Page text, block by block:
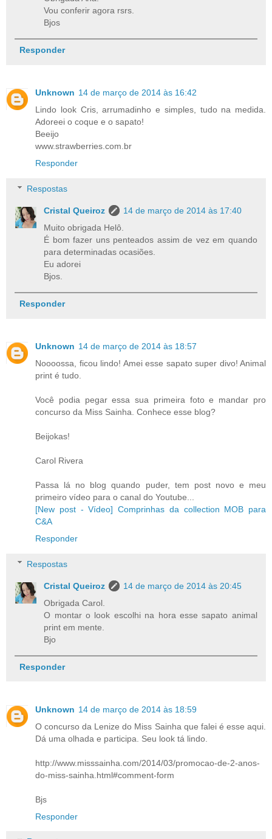
Vou conferir agora rsrs.
Bjos
Responder
Unknown 14 de março de 2014 às 16:42
Lindo look Cris, arrumadinho e simples, tudo na medida.
Adoreei o coque e o sapato!
Beeijo
www.strawberries.com.br
Responder
Respostas
Cristal Queiroz
14 de março de 2014 às 17:40
Muito obrigada Helô.
É bom fazer uns penteados assim de vez em quando
para determinadas ocasiões.
Eu adorei
Bjos.
Responder
Unknown 14 de março de 2014 às 18:57
Noooossa, ficou lindo! Amei esse sapato super divo! Animal
print é tudo.
Você podia pegar essa sua primeira foto e mandar pro
concurso da Miss Sainha. Conhece esse blog?
Beijokas!
Carol Rivera
Passa lá no blog quando puder, tem post novo e meu
primeiro vídeo para o canal do Youtube...
[New post - Vídeo] Comprinhas da collection MOB para
C&A
Responder
Respostas
Cristal Queiroz
14 de março de 2014 às 20:45
Obrigada Carol.
O montar o look escolhi na hora esse sapato animal
print em mente.
Bjo
Responder
Unknown 14 de março de 2014 às 18:59
O concurso da Lenize do Miss Sainha que falei é esse aqui.
Dá uma olhada e participa. Seu look tá lindo.
http://www.misssainha.com/2014/03/promocao-de-2-anos-
do-miss-sainha.html#comment-form
Bjs
Responder